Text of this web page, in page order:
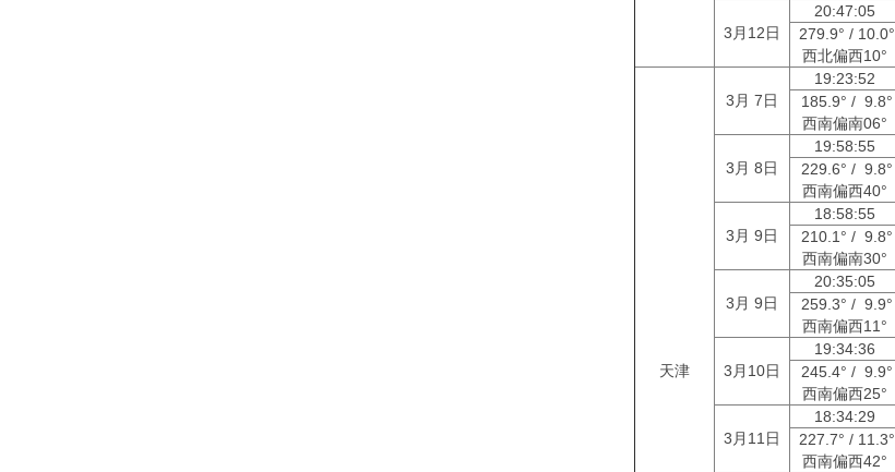
3月12日
20:47:05
279.9° / 10.0°
西北偏西10°
天津
3月 7日
19:23:52
185.9° / 9.8°
西南偏南06°
3月 8日
19:58:55
229.6° / 9.8°
西南偏西40°
3月 9日
18:58:55
210.1° / 9.8°
西南偏南30°
3月 9日
20:35:05
259.3° / 9.9°
西南偏西11°
3月10日
19:34:36
245.4° / 9.9°
西南偏西25°
3月11日
18:34:29
227.7° / 11.3°
西南偏西42°